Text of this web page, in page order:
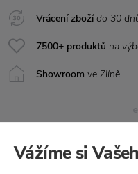
Vrácení zbožído 30
7500+ produktů na
Showroom ve Zlíně
Vážíme si